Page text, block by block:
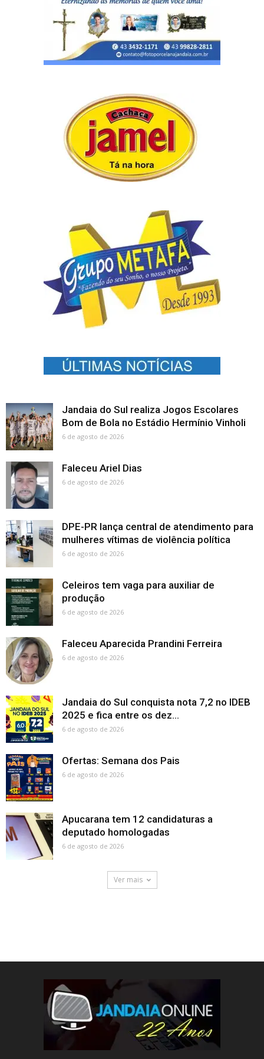
Jandaia do Sul realiza Jogos Escolares
Bom de Bola no Estádio Hermínio Vinholi
6 de agosto de 2026
Faleceu Ariel Dias
6 de agosto de 2026
DPE-PR lança central de atendimento para
mulheres vítimas de violência política
6 de agosto de 2026
Celeiros tem vaga para auxiliar de
produção
6 de agosto de 2026
Faleceu Aparecida Prandini Ferreira
6 de agosto de 2026
Jandaia do Sul conquista nota 7,2 no IDEB
2025 e fica entre os dez...
6 de agosto de 2026
Ofertas: Semana dos Pais
6 de agosto de 2026
Apucarana tem 12 candidaturas a
deputado homologadas
6 de agosto de 2026
Ver mais